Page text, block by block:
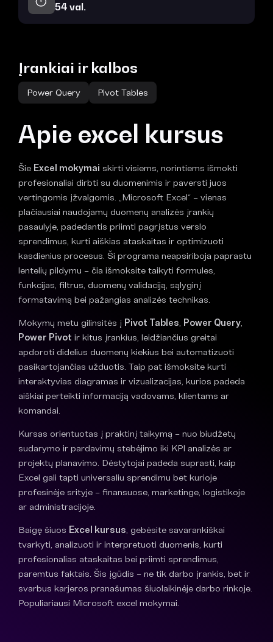
54 val.
Įrankiai ir kalbos
Power Query Pivot Tables
Apie excel kursus
Šie Excel mokymai skirti visiems, norintiems išmokti
profesionaliai dirbti su duomenimis ir paversti juos
vertingomis įžvalgomis. „Microsoft Excel“ – vienas
plačiausiai naudojamų duomenų analizės įrankių
pasaulyje, padedantis priimti pagrįstus verslo
sprendimus, kurti aiškias ataskaitas ir optimizuoti
kasdienius procesus. Ši programa neapsiriboja paprastu
lentelių pildymu – čia išmoksite taikyti formules,
funkcijas, filtrus, duomenų validaciją, sąlyginį
formatavimą bei pažangias analizės technikas.
Mokymų metu gilinsitės į Pivot Tables, Power Query,
Power Pivot ir kitus įrankius, leidžiančius greitai
apdoroti didelius duomenų kiekius bei automatizuoti
pasikartojančias užduotis. Taip pat išmoksite kurti
interaktyvias diagramas ir vizualizacijas, kurios padeda
aiškiai perteikti informaciją vadovams, klientams ar
komandai.
Kursas orientuotas į praktinį taikymą – nuo biudžetų
sudarymo ir pardavimų stebėjimo iki KPI analizės ar
projektų planavimo. Dėstytojai padeda suprasti, kaip
Excel gali tapti universaliu sprendimu bet kurioje
profesinėje srityje – finansuose, marketinge, logistikoje
ar administracijoje.
Baigę šiuos Excel kursus, gebėsite savarankiškai
tvarkyti, analizuoti ir interpretuoti duomenis, kurti
profesionalias ataskaitas bei priimti sprendimus,
paremtus faktais. Šis įgūdis – ne tik darbo įrankis, bet ir
svarbus karjeros pranašumas šiuolaikinėje darbo rinkoje.
Populiariausi Microsoft excel mokymai.